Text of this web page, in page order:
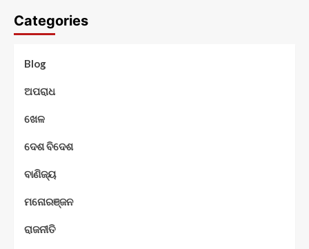
Categories
Blog
ଅପରାଧ
ଖେଳ
ଦେଶ ବିଦେଶ
ବାଣିଜ୍ୟ
ମନୋରଞ୍ଜନ
ରାଜନୀତି